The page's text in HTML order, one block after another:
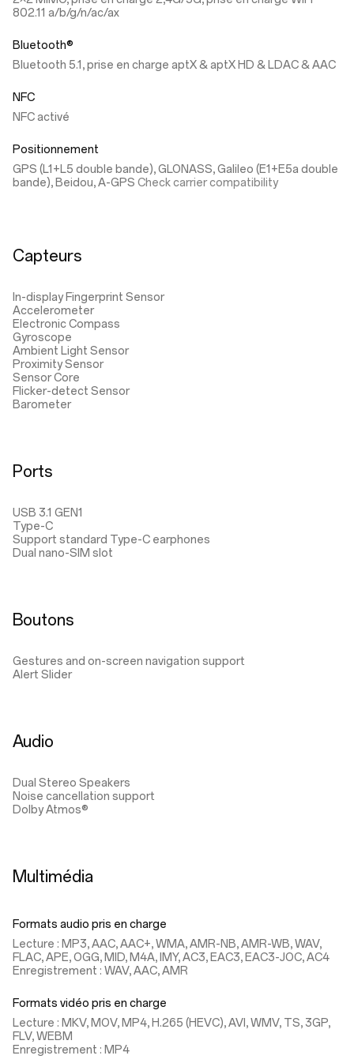
802.11 a/b/g/n/ac/ax
Bluetooth®
Bluetooth 5.1, prise en charge aptX & aptX HD & LDAC & AAC
NFC
NFC activé
Positionnement
GPS (L1+L5 double bande), GLONASS, Galileo (E1+E5a double
bande), Beidou, A-GPS Check carrier compatibility
Capteurs
In-display Fingerprint Sensor
Accelerometer
Electronic Compass
Gyroscope
Ambient Light Sensor
Proximity Sensor
Sensor Core
Flicker-detect Sensor
Barometer
Ports
USB 3.1 GEN1
Type-C
Support standard Type-C earphones
Dual nano-SIM slot
Boutons
Gestures and on-screen navigation support
Alert Slider
Audio
Dual Stereo Speakers
Noise cancellation support
Dolby Atmos®
Multimédia
Formats audio pris en charge
Lecture : MP3, AAC, AAC+, WMA, AMR-NB, AMR-WB, WAV,
FLAC, APE, OGG, MID, M4A, IMY, AC3, EAC3, EAC3-JOC, AC4
Enregistrement : WAV, AAC, AMR
Formats vidéo pris en charge
Lecture : MKV, MOV, MP4, H.265 (HEVC), AVI, WMV, TS, 3GP,
FLV, WEBM
Enregistrement : MP4